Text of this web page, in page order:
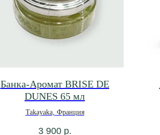
Банка-Аромат BRISE DE
DUNES 65 мл
Takayaka, Франция
3 900 р.